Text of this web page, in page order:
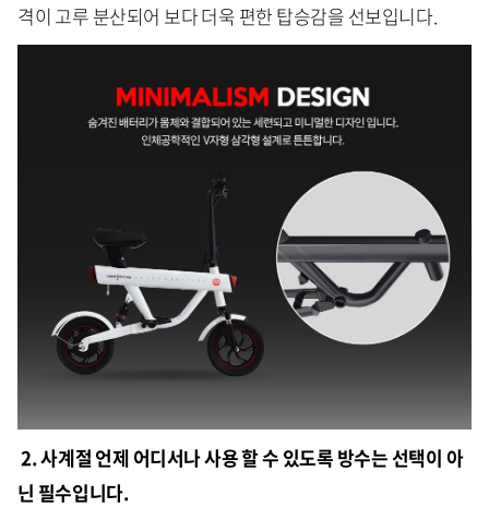
격이 고루 분산되어 보다 더욱 편한 탑승감을 선보입니다.
2. 사계절 언제 어디서나 사용 할 수 있도록 방수는 선택이 아
닌 필수입니다.